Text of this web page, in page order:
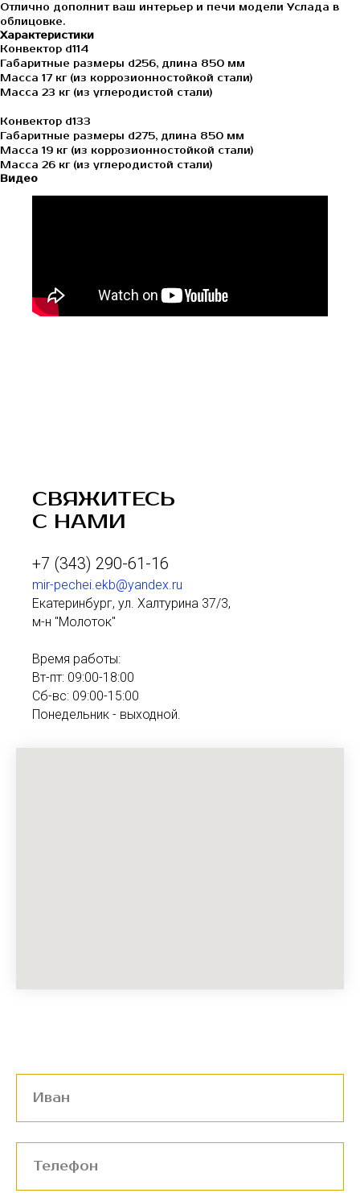
Отлично дополнит ваш интерьер и печи модели Услада в
облицовке.
Характеристики
Конвектор d114
Габаритные размеры d256, длина 850 мм
Масса 17 кг (из коррозионностойкой стали)
Масса 23 кг (из углеродистой стали)
Конвектор d133
Габаритные размеры d275, длина 850 мм
Масса 19 кг (из коррозионностойкой стали)
Масса 26 кг (из углеродистой стали)
Видео
СВЯЖИТЕСЬ
С НАМИ
+7 (343) 290-61-16
mir-pechei.ekb@yandex.ru
Екатеринбург, ул. Халтурина 37/3,
м-н "Молоток"
Время работы:
Вт-пт: 09:00-18:00
Сб-вс: 09:00-15:00
Понедельник - выходной.